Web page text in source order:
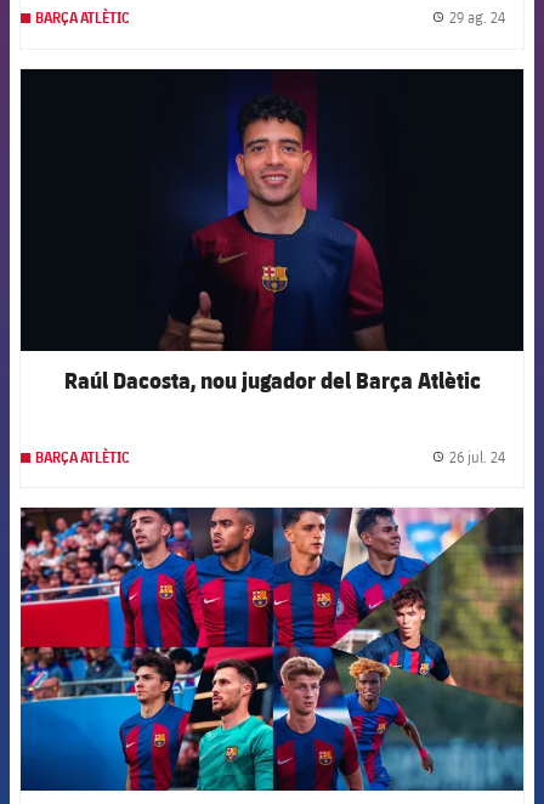
BARÇA ATLÈTIC 29 ag. 24
Raúl Dacosta, nou jugador del Barça Atlètic
BARÇA ATLÈTIC 26 jul. 24
FCB Barcelona badge